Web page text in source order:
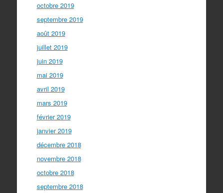
octobre 2019
septembre 2019
août 2019
juillet 2019
juin 2019
mai 2019
avril 2019
mars 2019
février 2019
janvier 2019
décembre 2018
novembre 2018
octobre 2018
septembre 2018